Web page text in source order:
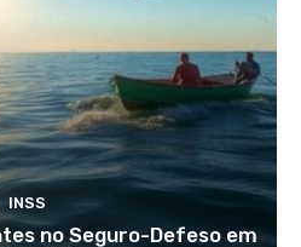
INSS
no Seguro-Defeso em